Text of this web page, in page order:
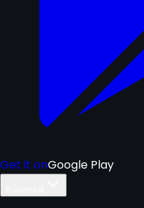
Get it onGoogle Play